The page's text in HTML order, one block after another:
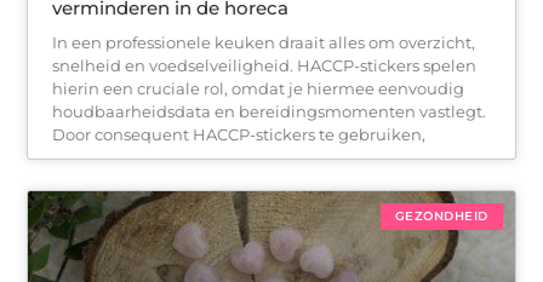
verminderen in de horeca
In een professionele keuken draait alles om overzicht,
snelheid en voedselveiligheid. HACCP-stickers spelen
hierin een cruciale rol, omdat je hiermee eenvoudig
houdbaarheidsdata en bereidingsmomenten vastlegt.
Door consequent HACCP-stickers te gebruiken,
GEZONDHEID